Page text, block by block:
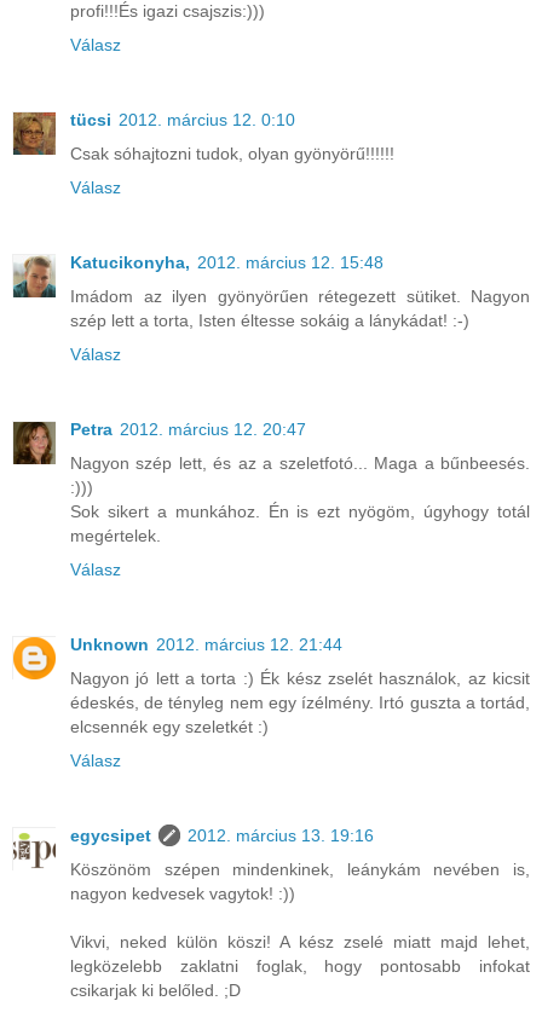
profi!!!És igazi csajszis:)))
Válasz
tücsi 2012. március 12. 0:10
Csak sóhajtozni tudok, olyan gyönyörű!!!!!!
Válasz
Katucikonyha, 2012. március 12. 15:48
Imádom az ilyen gyönyörűen rétegezett sütiket. Nagyon
szép lett a torta, Isten éltesse sokáig a lánykádat! :-)
Válasz
Petra 2012. március 12. 20:47
Nagyon szép lett, és az a szeletfotó... Maga a bűnbeesés.
:)))
Sok sikert a munkához. Én is ezt nyögöm, úgyhogy totál
megértelek.
Válasz
Unknown 2012. március 12. 21:44
Nagyon jó lett a torta :) Ék kész zselét használok, az kicsit
édeskés, de tényleg nem egy ízélmény. Irtó guszta a tortád,
elcsennék egy szeletkét :)
Válasz
egycsipet
2012. március 13. 19:16
Köszönöm szépen mindenkinek, leánykám nevében is,
nagyon kedvesek vagytok! :))
Vikvi, neked külön köszi! A kész zselé miatt majd lehet,
legközelebb zaklatni foglak, hogy pontosabb infokat
csikarjak ki belőled. ;D